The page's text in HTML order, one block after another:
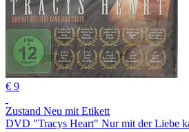
€ 9
Zustand Neu mit Etikett
DVD "Tracys Heart" Nur mit der Liebe